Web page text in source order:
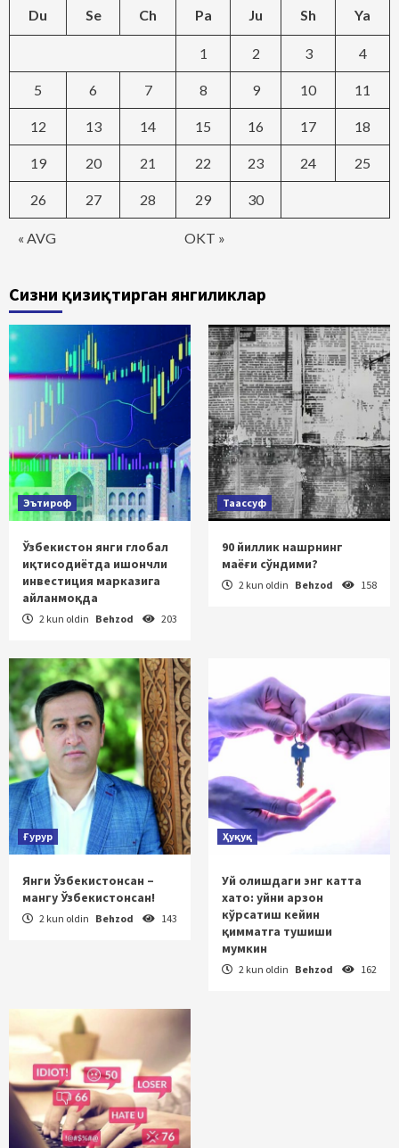
Du Se Ch Pa Ju Sh Ya
« AVG OKT »
1 2 3 4
5 6 7 8 9 10 11
12 13 14 15 16 17 18
19 20 21 22 23 24 25
26 27 28 29 30
Сизни қизиқтирган янгиликлар
Эътироф
Ўзбекистон янги глобал
иқтисодиётда ишончли
инвестиция марказига
айланмоқда
2 kun oldin Behzod 203
Таассуф
90 йиллик нашрнинг
маёғи сўндими?
2 kun oldin Behzod 158
Ғурур
Янги Ўзбекистонсан –
мангу Ўзбекистонсан!
2 kun oldin Behzod 143
Ҳуқуқ
Уй олишдаги энг катта
хато: уйни арзон
кўрсатиш кейин
қимматга тушиши
мумкин
2 kun oldin Behzod 162